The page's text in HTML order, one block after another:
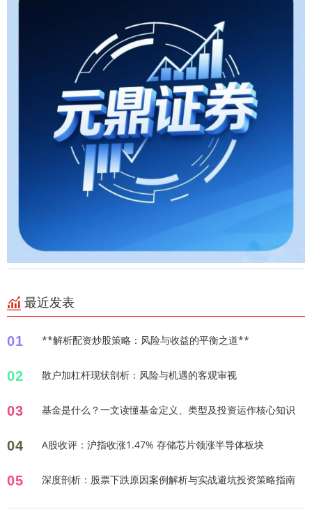
最近发表
01 **解析配资炒股策略：风险与收益的平衡之道**
02 散户加杠杆现状剖析：风险与机遇的客观审视
03 基金是什么？一文读懂基金定义、类型及投资运作核心知识
04 A股收评：沪指收涨1.47% 存储芯片领涨半导体板块
05 深度剖析：股票下跌原因案例解析与实战避坑投资策略指南